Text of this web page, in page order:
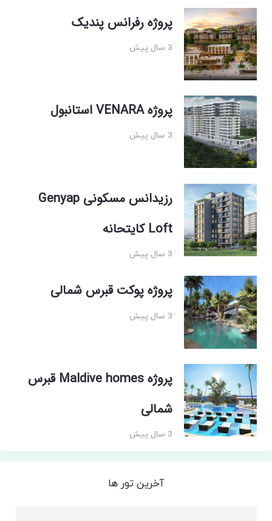
پروژه رفرانس پندیک
3 سال پیش
پروژه VENARA استانبول
3 سال پیش
رزیدانس مسکونی Genyap
Loft کایتحانه
3 سال پیش
پروژه پوکت قبرس شمالی
3 سال پیش
پروژه Maldive homes قبرس
شمالی
3 سال پیش
آخرین تور ها